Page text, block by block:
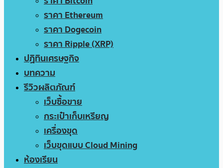
ราคา Ethereum
ราคา Dogecoin
ราคา Ripple (XRP)
ปฏิทินเศรษฐกิจ
บทความ
รีวิวผลิตภัณฑ์
เว็บซื้อขาย
กระเป๋าเก็บเหรียญ
เครื่องขุด
เว็บขุดแบบ Cloud Mining
ห้องเรียน